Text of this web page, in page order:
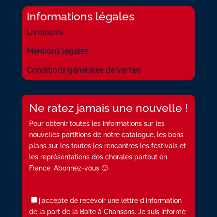
Informations légales
Livraisons
Mentions légales
Conditions générales de ventes
Ne ratez jamais une nouvelle !
Pour obtenir toutes les informations sur les
nouvelles partitions de notre catalogue, les bons
plans sur les toutes les rencontres les festivals et
les représentations des chorales partout en
France. Abonnez-vous 🙂
j'accepte de recevoir une lettre d'information
de la part de la Boite à Chansons. Je suis informé